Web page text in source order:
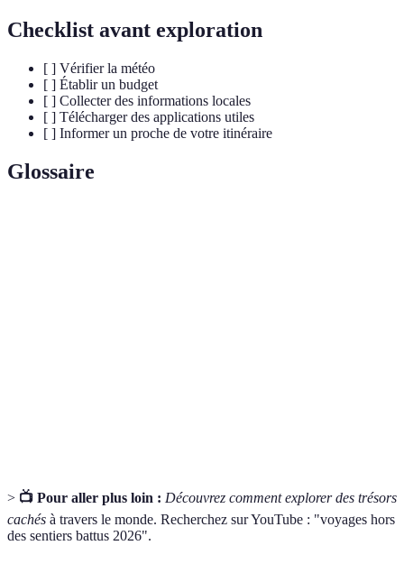
Checklist avant exploration
[ ] Vérifier la météo
[ ] Établir un budget
[ ] Collecter des informations locales
[ ] Télécharger des applications utiles
[ ] Informer un proche de votre itinéraire
Glossaire
> 📺 Pour aller plus loin : Découvrez comment explorer des trésors
cachés à travers le monde. Recherchez sur YouTube : "voyages hors
des sentiers battus 2026".